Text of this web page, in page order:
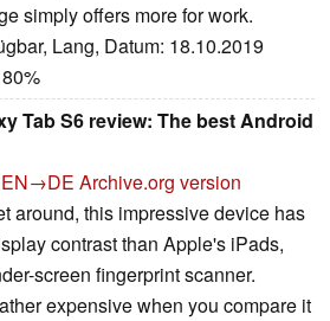
simply offers more for work.
Lang, Datum: 18.10.2019
Tab S6 review: The best Android
EN→DE Archive.org version
around, this impressive device has
contrast than Apple's iPads,
screen fingerprint scanner.
expensive when you compare it